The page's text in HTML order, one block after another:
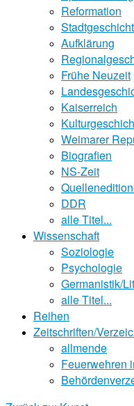
Reformation
Aufklärung
Frühe Neuzeit
Kaiserreich
Weimarer
Biografien
NS-Zeit
DDR
alle Titel...
Wissenschaft
Soziologie
Psychologie
Germanistik/
alle Titel...
Reihen
Zeitschriften/
allmende
Feuerwehren